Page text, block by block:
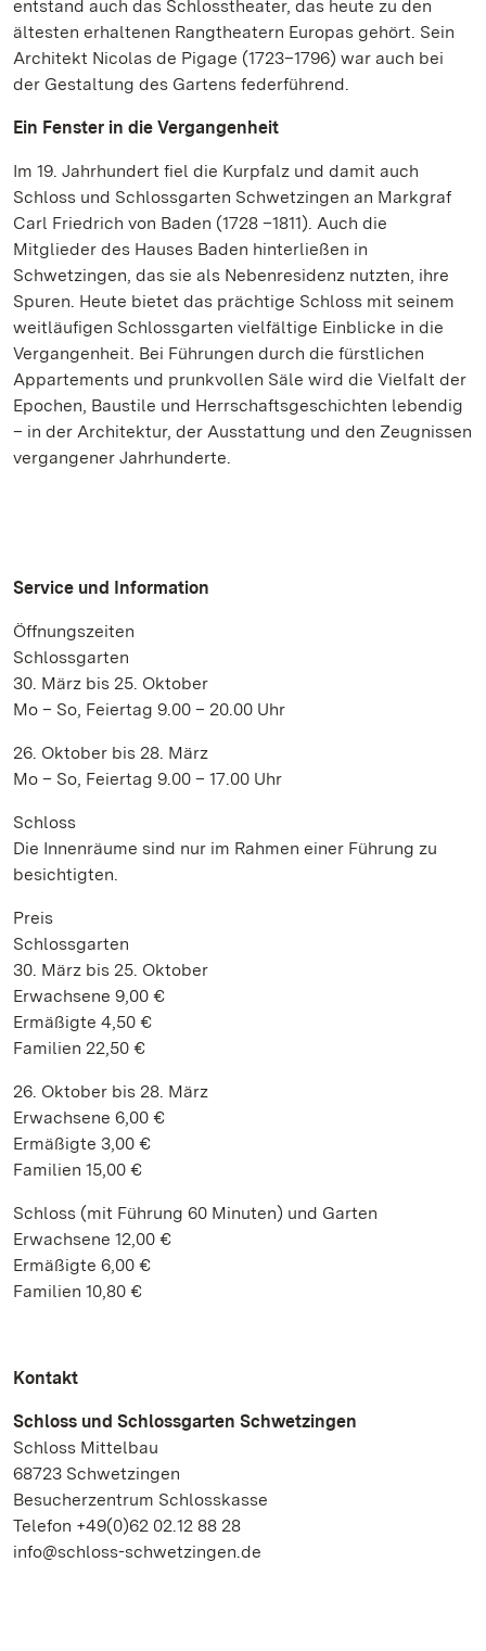
entstand auch das Schlosstheater, das heute zu den
ältesten erhaltenen Rangtheatern Europas gehört. Sein
Architekt Nicolas de Pigage (1723–1796) war auch bei
der Gestaltung des Gartens federführend.
Ein Fenster in die Vergangenheit
Im 19. Jahrhundert fiel die Kurpfalz und damit auch
Schloss und Schlossgarten Schwetzingen an Markgraf
Carl Friedrich von Baden (1728 –1811). Auch die
Mitglieder des Hauses Baden hinterließen in
Schwetzingen, das sie als Nebenresidenz nutzten, ihre
Spuren. Heute bietet das prächtige Schloss mit seinem
weitläufigen Schlossgarten vielfältige Einblicke in die
Vergangenheit. Bei Führungen durch die fürstlichen
Appartements und prunkvollen Säle wird die Vielfalt der
Epochen, Baustile und Herrschaftsgeschichten lebendig
– in der Architektur, der Ausstattung und den Zeugnissen
vergangener Jahrhunderte.
Service und Information
Öffnungszeiten
Schlossgarten
30. März bis 25. Oktober
Mo – So, Feiertag 9.00 – 20.00 Uhr
26. Oktober bis 28. März
Mo – So, Feiertag 9.00 – 17.00 Uhr
Schloss
Die Innenräume sind nur im Rahmen einer Führung zu
besichtigten.
Preis
Schlossgarten
30. März bis 25. Oktober
Erwachsene 9,00 €
Ermäßigte 4,50 €
Familien 22,50 €
26. Oktober bis 28. März
Erwachsene 6,00 €
Ermäßigte 3,00 €
Familien 15,00 €
Schloss (mit Führung 60 Minuten) und Garten
Erwachsene 12,00 €
Ermäßigte 6,00 €
Familien 10,80 €
Kontakt
Schloss und Schlossgarten Schwetzingen
Schloss Mittelbau
68723 Schwetzingen
Besucherzentrum Schlosskasse
Telefon +49(0)62 02.12 88 28
info@schloss-schwetzingen.de